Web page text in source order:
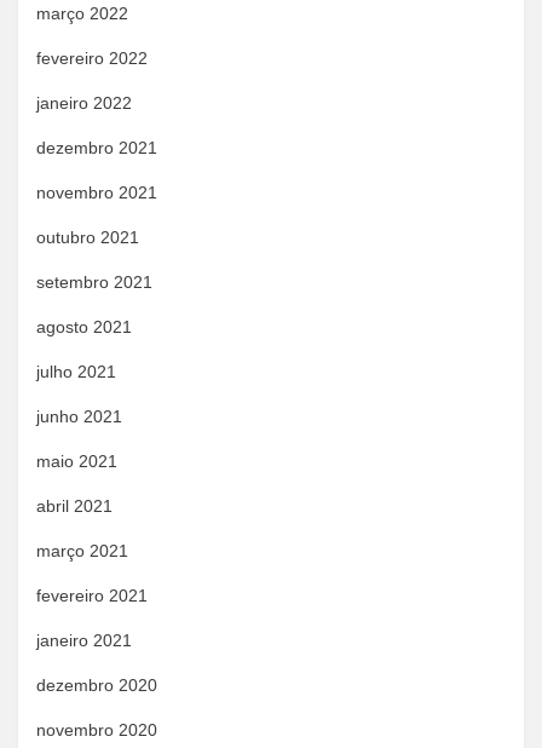
março 2022
fevereiro 2022
janeiro 2022
dezembro 2021
novembro 2021
outubro 2021
setembro 2021
agosto 2021
julho 2021
junho 2021
maio 2021
abril 2021
março 2021
fevereiro 2021
janeiro 2021
dezembro 2020
novembro 2020